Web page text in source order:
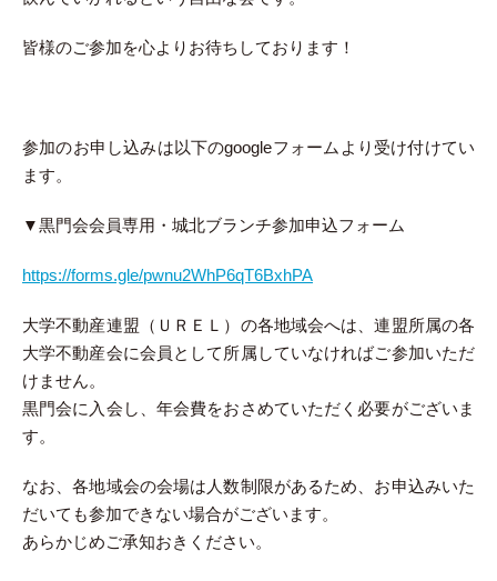
皆様のご参加を心よりお待ちしております！
参加のお申し込みは以下のgoogleフォームより受け付けてい
ます。
▼黒門会会員専用・城北ブランチ参加申込フォーム
https://forms.gle/pwnu2WhP6qT6BxhPA
大学不動産連盟（ＵＲＥＬ）の各地域会へは、連盟所属の各
大学不動産会に会員として所属していなければご参加いただ
けません。
黒門会に入会し、年会費をおさめていただく必要がございま
す。
なお、各地域会の会場は人数制限があるため、お申込みいた
だいても参加できない場合がございます。
あらかじめご承知おきください。